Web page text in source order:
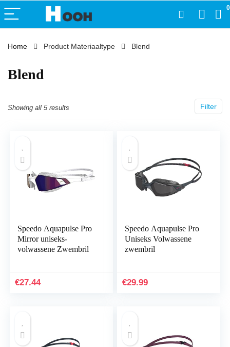
0
Home Product Materiaaltype ‎Blend
‎Blend
Filter
Showing all 5 results
Speedo Aquapulse Pro
Mirror uniseks-
volwassene Zwembril
€27.44
Speedo Aquapulse Pro
Uniseks Volwassene
zwembril
€29.99